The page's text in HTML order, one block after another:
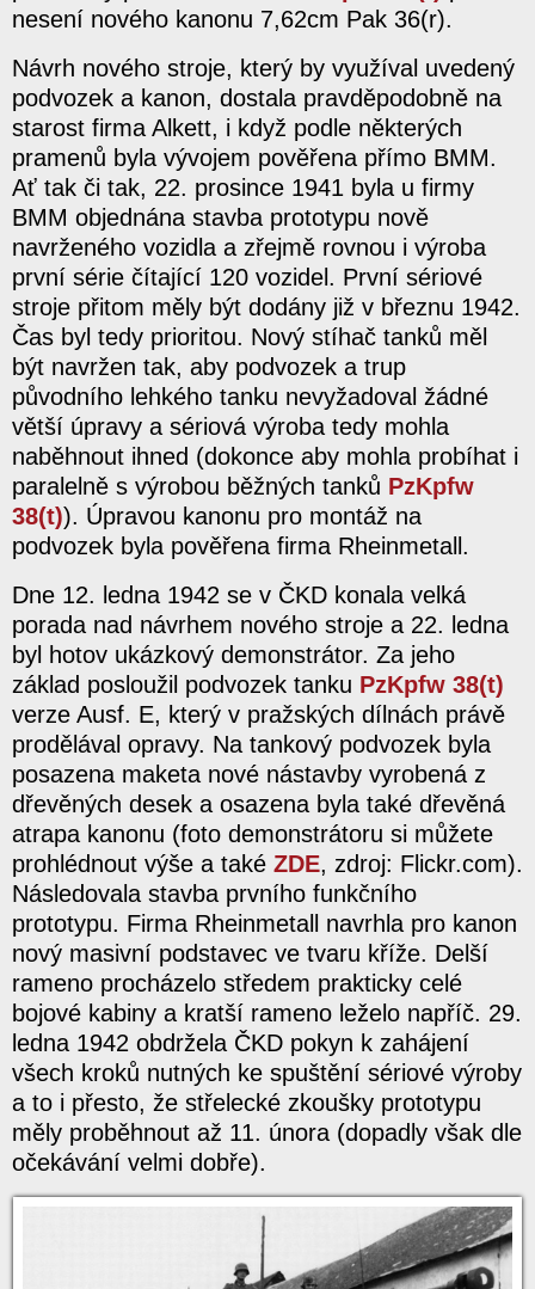
nesení nového kanonu 7,62cm Pak 36(r).
Návrh nového stroje, který by využíval uvedený
podvozek a kanon, dostala pravděpodobně na
starost firma Alkett, i když podle některých
pramenů byla vývojem pověřena přímo BMM.
Ať tak či tak, 22. prosince 1941 byla u firmy
BMM objednána stavba prototypu nově
navrženého vozidla a zřejmě rovnou i výroba
první série čítající 120 vozidel. První sériové
stroje přitom měly být dodány již v březnu 1942.
Čas byl tedy prioritou. Nový stíhač tanků měl
být navržen tak, aby podvozek a trup
původního lehkého tanku nevyžadoval žádné
větší úpravy a sériová výroba tedy mohla
naběhnout ihned (dokonce aby mohla probíhat i
paralelně s výrobou běžných tanků PzKpfw
38(t)). Úpravou kanonu pro montáž na
podvozek byla pověřena firma Rheinmetall.
Dne 12. ledna 1942 se v ČKD konala velká
porada nad návrhem nového stroje a 22. ledna
byl hotov ukázkový demonstrátor. Za jeho
základ posloužil podvozek tanku PzKpfw 38(t)
verze Ausf. E, který v pražských dílnách právě
prodělával opravy. Na tankový podvozek byla
posazena maketa nové nástavby vyrobená z
dřevěných desek a osazena byla také dřevěná
atrapa kanonu (foto demonstrátoru si můžete
prohlédnout výše a také ZDE, zdroj: Flickr.com).
Následovala stavba prvního funkčního
prototypu. Firma Rheinmetall navrhla pro kanon
nový masivní podstavec ve tvaru kříže. Delší
rameno procházelo středem prakticky celé
bojové kabiny a kratší rameno leželo napříč. 29.
ledna 1942 obdržela ČKD pokyn k zahájení
všech kroků nutných ke spuštění sériové výroby
a to i přesto, že střelecké zkoušky prototypu
měly proběhnout až 11. února (dopadly však dle
očekávání velmi dobře).